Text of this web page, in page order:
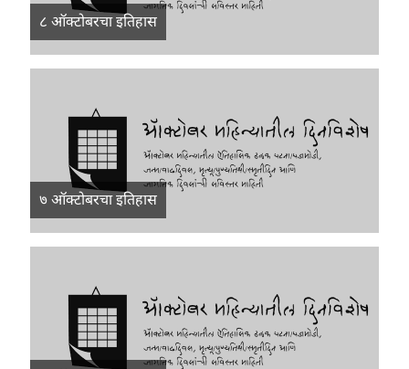
८ ऑक्टोबरचा इतिहास
७ ऑक्टोबरचा इतिहास